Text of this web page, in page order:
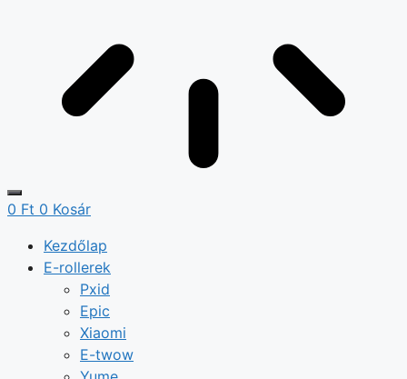
0 Ft 0 Kosár
Kezdőlap
E-rollerek
Pxid
Epic
Xiaomi
E-twow